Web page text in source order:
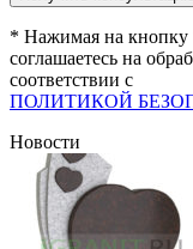
* Нажимая на кнопку
соглашаетесь на
соответствии с
ПОЛИТИКОЙ
Новости